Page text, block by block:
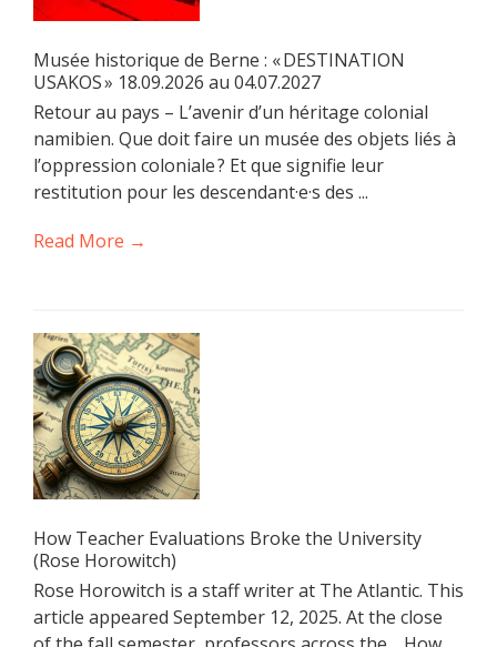
Musée historique de Berne : « DESTINATION
USAKOS » 18.09.2026 au 04.07.2027
Retour au pays – L’avenir d’un héritage colonial
namibien. Que doit faire un musée des objets liés à
l’oppression coloniale ? Et que signifie leur
restitution pour les descendant·e·s des ...
Read More →
How Teacher Evaluations Broke the University
(Rose Horowitch)
Rose Horowitch is a staff writer at The Atlantic. This
article appeared September 12, 2025. At the close